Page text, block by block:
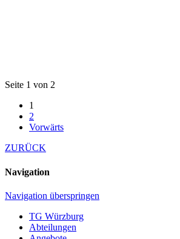
Seite 1 von 2
1
2
Vorwärts
ZURÜCK
Navigation
Navigation überspringen
TG Würzburg
Abteilungen